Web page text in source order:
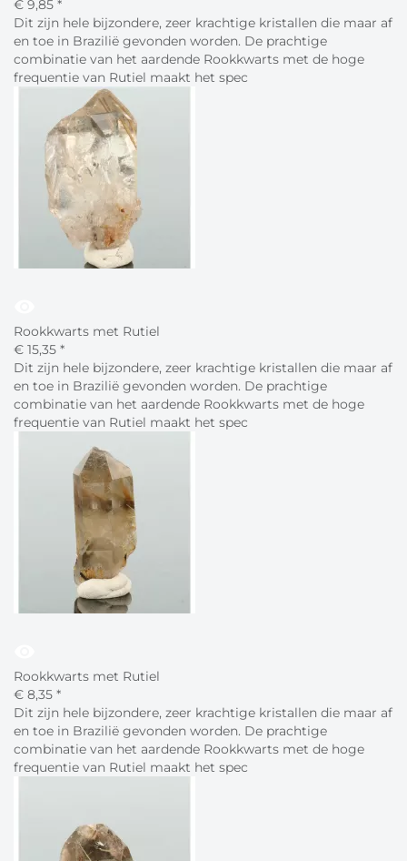
€ 9,85 *
Dit zijn hele bijzondere, zeer krachtige kristallen die maar af
en toe in Brazilië gevonden worden. De prachtige
combinatie van het aardende Rookkwarts met de hoge
frequentie van Rutiel maakt het spec
Rookkwarts met Rutiel
€ 15,35 *
Dit zijn hele bijzondere, zeer krachtige kristallen die maar af
en toe in Brazilië gevonden worden. De prachtige
combinatie van het aardende Rookkwarts met de hoge
frequentie van Rutiel maakt het spec
Rookkwarts met Rutiel
€ 8,35 *
Dit zijn hele bijzondere, zeer krachtige kristallen die maar af
en toe in Brazilië gevonden worden. De prachtige
combinatie van het aardende Rookkwarts met de hoge
frequentie van Rutiel maakt het spec